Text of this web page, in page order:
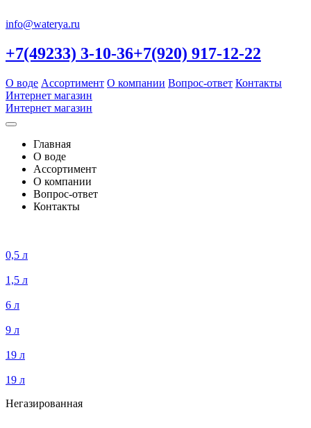
info@waterya.ru
+7(49233) 3-10-36+7(920) 917-12-22
О воде Ассортимент О компании Вопрос-ответ Контакты
Интернет магазин
Интернет магазин
Главная
О воде
Ассортимент
О компании
Вопрос-ответ
Контакты
0,5 л
1,5 л
6 л
9 л
19 л
19 л
Негазированная